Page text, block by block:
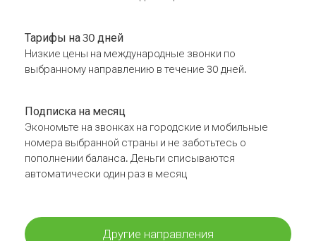
Тарифы на 30 дней
Низкие цены на международные звонки по
выбранному направлению в течение 30 дней.
Подписка на месяц
Экономьте на звонках на городские и мобильные
номера выбранной страны и не заботьтесь о
пополнении баланса. Деньги списываются
автоматически один раз в месяц
Другие направления